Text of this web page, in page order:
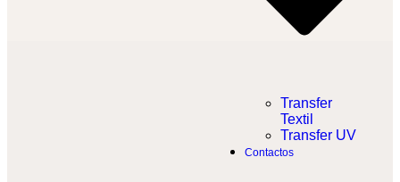
Transfer
Textil​
Transfer UV
Contactos